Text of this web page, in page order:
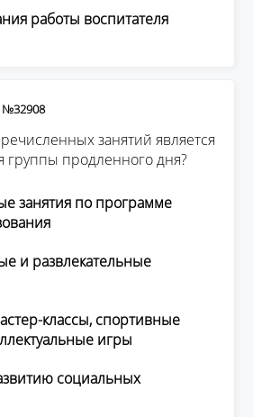
работы воспитателя
№32908
занятий является
группы продленного дня?
занятия по программе
и развлекательные
классы, спортивные
игры
социальных